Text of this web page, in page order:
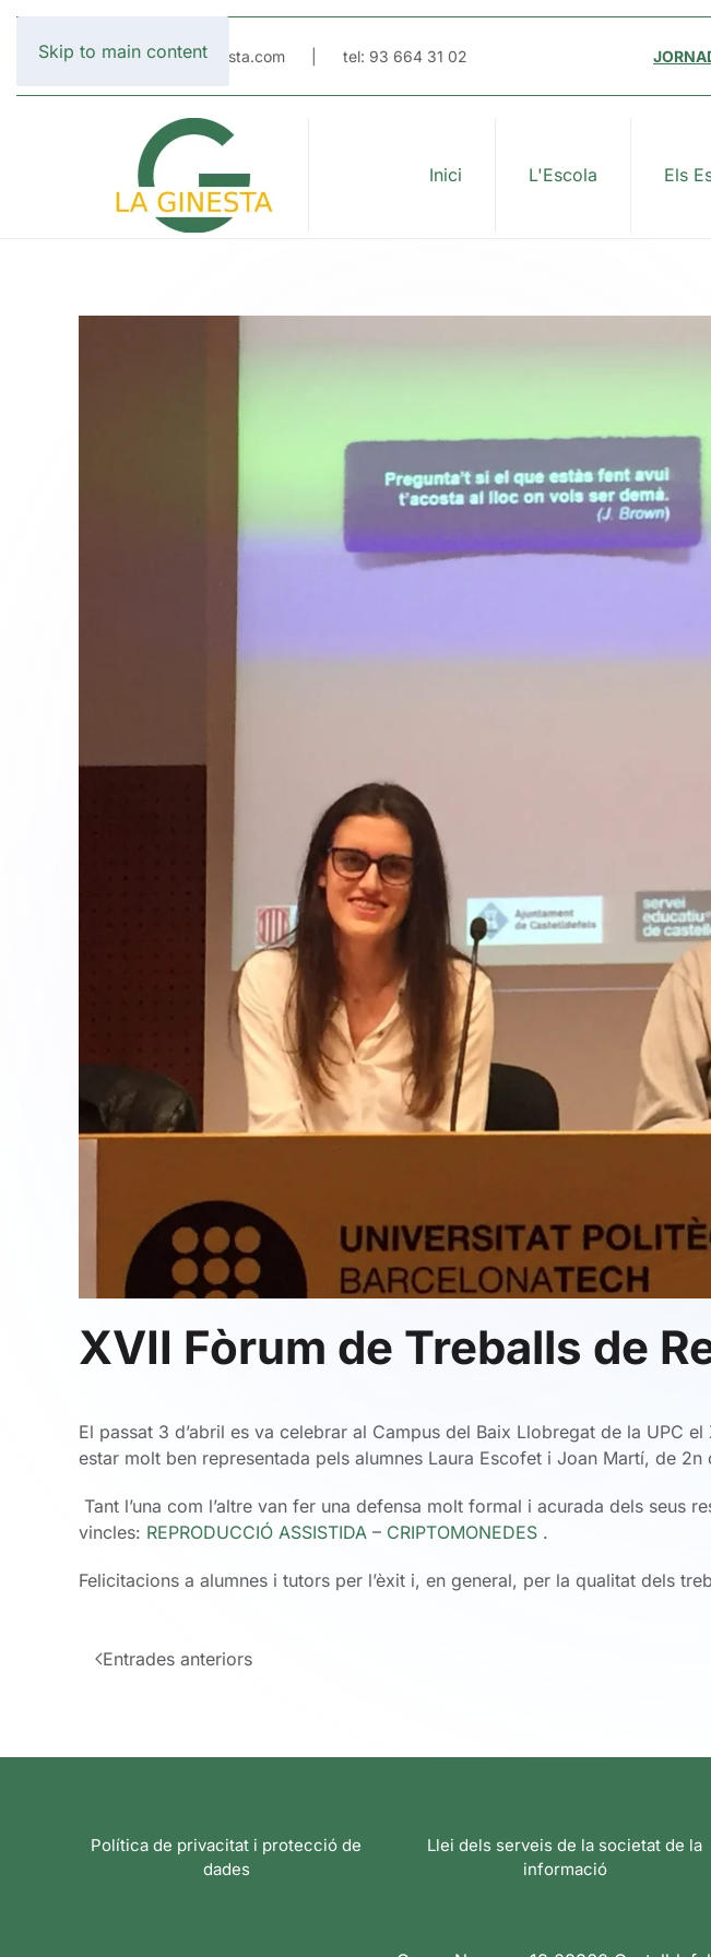
Skip to main content
email: escola@laginesta.com | tel: 93 664 31 02
Inici L'Escola Els
XVII Fòrum de Treballs de
El passat 3 d’abril es va celebrar al Campus del Baix Llobregat de la UPC
estar molt ben representada pels alumnes Laura Escofet i Joan Martí, de 2n
Tant l’una com l’altre van fer una defensa molt formal i acurada dels seus
vincles: REPRODUCCIÓ ASSISTIDA – CRIPTOMONEDES .
Felicitacions a alumnes i tutors per l’èxit i, en general, per la qualitat dels
Entrades anteriors
Política de privacitat i protecció de
dades
Llei dels serveis de la societat de la
informació